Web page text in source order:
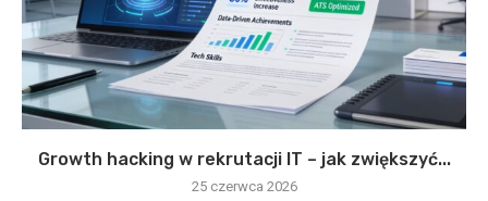
Growth hacking w rekrutacji IT – jak zwiększyć...
25 czerwca 2026